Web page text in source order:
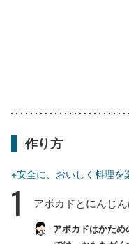
作り方
※安全に、おいしく料理を
1 アボカドとにんじ
アボカドはかた